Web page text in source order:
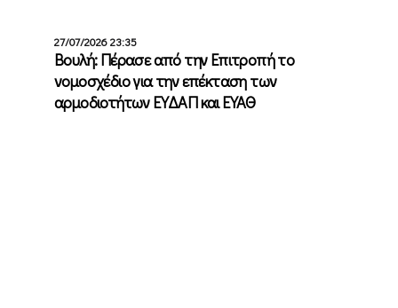
27/07/2026 23:35
Βουλή: Πέρασε από την Επιτροπή το
νομοσχέδιο για την επέκταση των
αρμοδιοτήτων ΕΥΔΑΠ και ΕΥΑΘ